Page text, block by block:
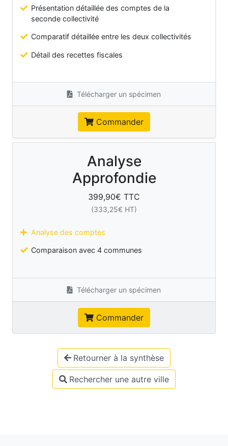
Présentation détaillée des comptes de la
seconde collectivité
Comparatif détaillée entre les deux collectivités
Détail des recettes fiscales
Télécharger un spécimen
Commander
Analyse
Approfondie
399,90€ TTC
(333,25€ HT)
Analyse des comptes
Comparaison avec 4 communes
Télécharger un spécimen
Commander
Retourner à la synthèse
Rechercher une autre ville